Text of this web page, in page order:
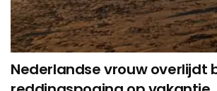
Nederlandse vrouw overlijdt